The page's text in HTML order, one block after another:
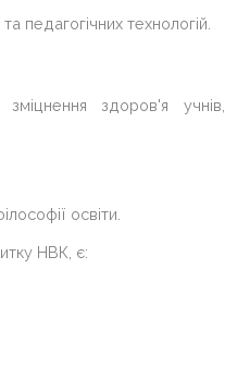
педагогічних технологій.
здоров'я учнів,
освіти.
НВК, є: